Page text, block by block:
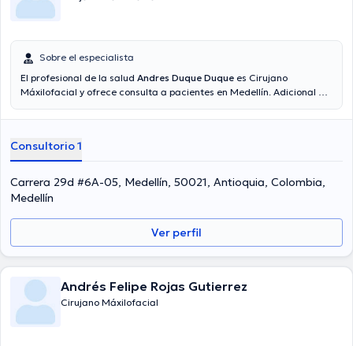
Sobre el especialista
El profesional de la salud Andres Duque Duque es Cirujano
Máxilofacial y ofrece consulta a pacientes en Medellín. Adicional a
en su área de especialidad. El profesional de la salud cuenta con
igual forma, él se ha desempeñado como miembro de diversas
asociaciones médicas. Andres Duque Duque ha intervenido en
abundantes conferencias con el ideal de tener una formación
continua en su disciplina de especialización y ha publicado
numerosas publicaciones. Español es el idioma principal usados por
el Dr.
Consultorio 1
Carrera 29d #6A-05, Medellín, 50021, Antioquia, Colombia,
Medellín
Ver perfil
Andrés Felipe Rojas Gutierrez
Cirujano Máxilofacial